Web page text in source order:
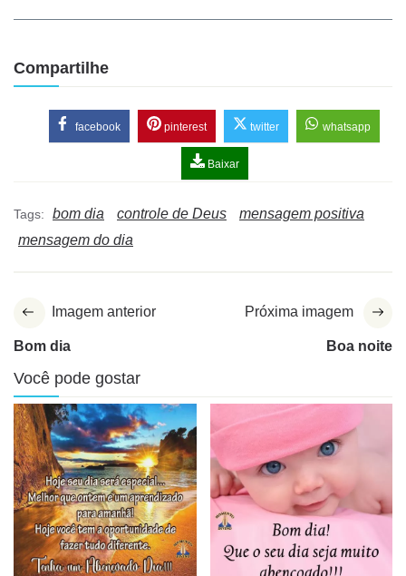
Compartilhe
facebook pinterest twitter whatsapp
Baixar
Tags: bom dia controle de Deus
mensagem positiva
mensagem do dia
Imagem anterior
Bom dia
Próxima imagem
Boa noite
Você pode gostar